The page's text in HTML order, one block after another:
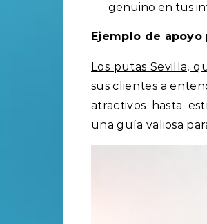
genuino en tus
Ejemplo de
Los putas Sevilla,
sus clientes a
atractivos hasta
una guía valiosa